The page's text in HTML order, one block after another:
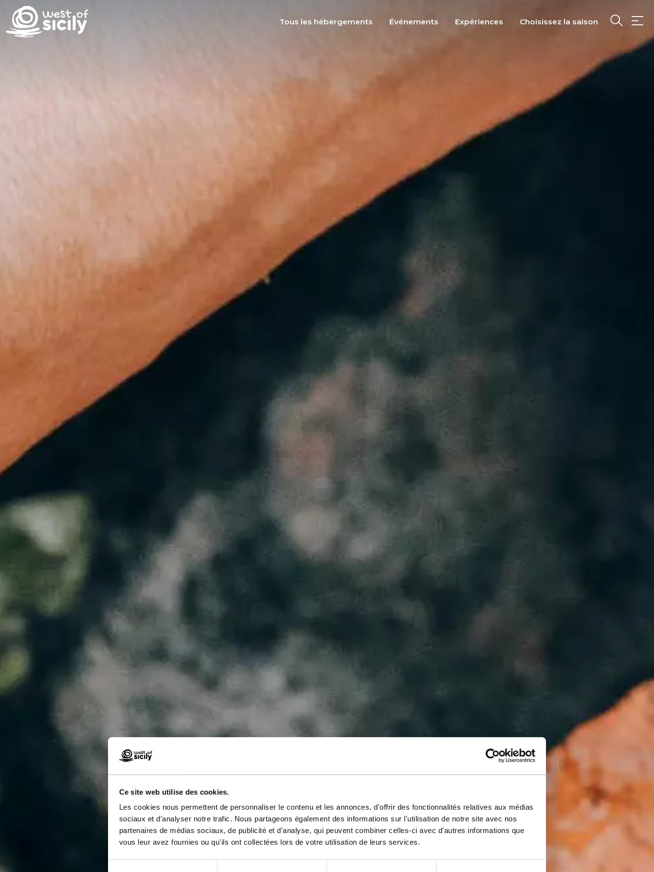
Ce site web utilise des cookies.
Les cookies nous permettent de personnaliser le contenu et les annonces, d'offrir des fonctionnalités relatives aux médias
sociaux et d'analyser notre trafic. Nous partageons également des informations sur l'utilisation de notre site avec nos
partenaires de médias sociaux, de publicité et d'analyse, qui peuvent combiner celles-ci avec d'autres informations que
vous leur avez fournies ou qu'ils ont collectées lors de votre utilisation de leurs services.
Tous les hébergements Événements Expériences Choisissez la saison
Événements
Oenogastronomiques